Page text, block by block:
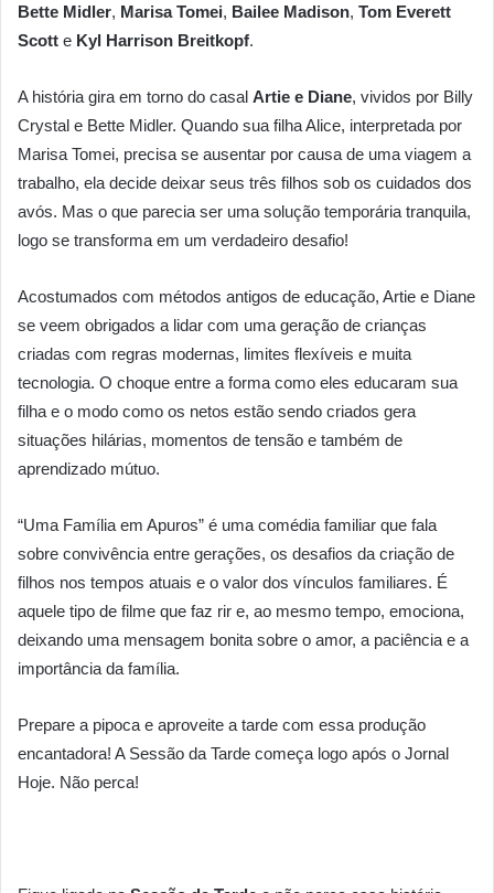
Bette Midler, Marisa Tomei, Bailee Madison, Tom Everett
Scott e Kyl Harrison Breitkopf.
A história gira em torno do casal Artie e Diane, vividos por Billy
Crystal e Bette Midler. Quando sua filha Alice, interpretada por
Marisa Tomei, precisa se ausentar por causa de uma viagem a
trabalho, ela decide deixar seus três filhos sob os cuidados dos
avós. Mas o que parecia ser uma solução temporária tranquila,
logo se transforma em um verdadeiro desafio!
Acostumados com métodos antigos de educação, Artie e Diane
se veem obrigados a lidar com uma geração de crianças
criadas com regras modernas, limites flexíveis e muita
tecnologia. O choque entre a forma como eles educaram sua
filha e o modo como os netos estão sendo criados gera
situações hilárias, momentos de tensão e também de
aprendizado mútuo.
“Uma Família em Apuros” é uma comédia familiar que fala
sobre convivência entre gerações, os desafios da criação de
filhos nos tempos atuais e o valor dos vínculos familiares. É
aquele tipo de filme que faz rir e, ao mesmo tempo, emociona,
deixando uma mensagem bonita sobre o amor, a paciência e a
importância da família.
Prepare a pipoca e aproveite a tarde com essa produção
encantadora! A Sessão da Tarde começa logo após o Jornal
Hoje. Não perca!